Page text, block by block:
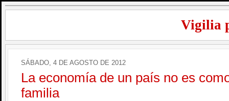
Vigilia
SÁBADO, 4 DE AGOSTO DE 2012
La economía de un país no es
familia